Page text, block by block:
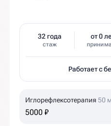
32 года
стаж
от 0
Работает с
Иглорефлексотерапия 50
5000 ₽